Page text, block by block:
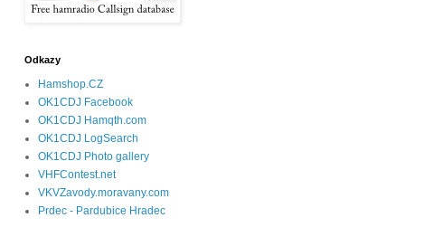
Odkazy
Hamshop.CZ
OK1CDJ Facebook
OK1CDJ Hamqth.com
OK1CDJ LogSearch
OK1CDJ Photo gallery
VHFContest.net
VKVZavody.moravany.com
Prdec - Pardubice Hradec